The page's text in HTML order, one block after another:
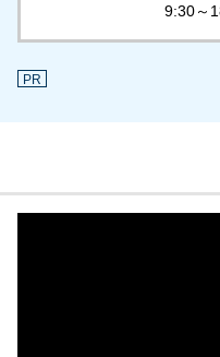
9:30～
PR